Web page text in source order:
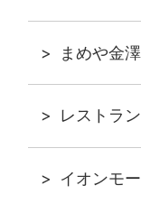
まめや金
レストラン
イオンモ